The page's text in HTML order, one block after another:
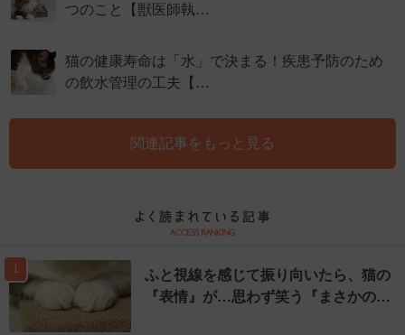
つのこと【獣医師執…
猫の健康寿命は「水」で決まる！疾患予防のため
の飲水管理の工夫【…
関連記事をもっと見る
1
ふと視線を感じて振り向いたら、猫の
『表情』が…思わず笑う『まさかの…